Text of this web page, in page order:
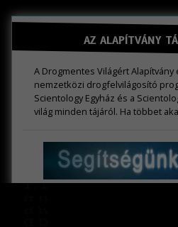
AZ ALAPÍTVÁNY
A Drogmentes Világért
nemzetközi drogfelvilágosító
Scientology Egyház és a
világ minden tájáról. Ha többet